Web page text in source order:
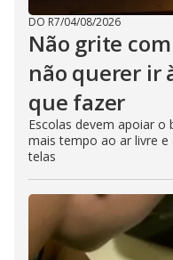
DO R7/04/08/2026
Não grite
não querer ir
que fazer
Escolas devem apoiar
mais tempo ao ar livre e
telas